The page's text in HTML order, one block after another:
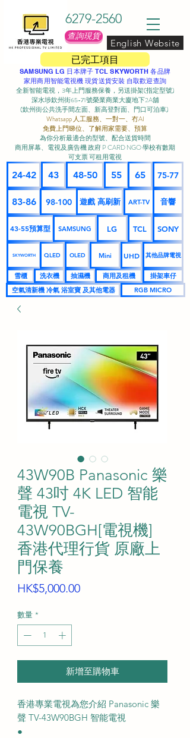
已完工項目
6279-2560
查詢現貨
English Website
SAMSUNG LG 日本牌子 TCL SKYWORTH 各品牌
家用商用智能電視機 現貨送貨安裝 自取歡迎查詢
全新智能電視，3年上門服務保養，另送掛架(指定型號)
深水埗欽州街65-71號榮業商業大廈地下2A舖
(欽州街公共洗手間左面、新高登對面、門口可泊車) ​
Whatsapp 人工服務、一對一、冇AI
免費上門睇位、了解用家需要、預算
為你分析最適合的型號、配合送貨時間
商用屏幕、電視及廣告機 政府 P CARD NGO 學校有數期
可支票 可租用電視
24-42 43 48-50 55 65 75-77
83-86 98-100 遊戲 高刷新 ART-TV 音響
43-55預算型 SAMSUNG LG TCL SONY
SKYWORTH QLED OLED Mini UHD 其他品牌電視
雪櫃 洗衣機 抽濕機 商用及租機
掛架車仔
空氣清新機 冷氣 浴室寶 及其他電器
RGB MICRO
43W90B Panasonic 樂
聲 43吋 4K LED 智能
電視 TV-
43W90BGH[電視機]
香港代理行貨 原廠上
門保養
HK$5,000.00價
數量 *
新增至購物車
香港專業電視為您介紹 Panasonic 樂
聲 TV-43W90BGH 智能電視
●